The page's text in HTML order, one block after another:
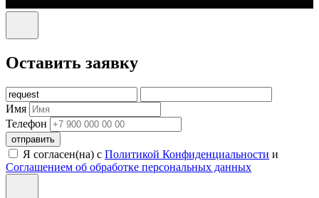
Оставить заявку
Имя
Телефон
отправить
Я согласен(на) с Политикой Конфиденциальности и
Соглашением об обработке персональных данных